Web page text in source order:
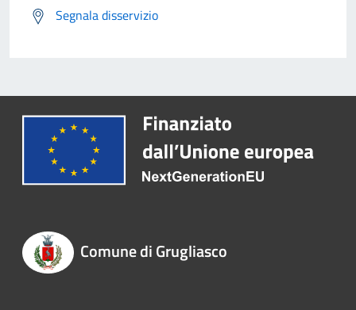
Segnala disservizio
Comune di Grugliasco